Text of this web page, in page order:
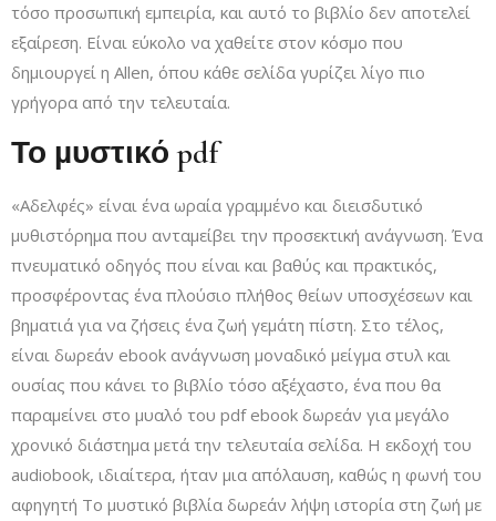
τόσο προσωπική εμπειρία, και αυτό το βιβλίο δεν αποτελεί
εξαίρεση. Είναι εύκολο να χαθείτε στον κόσμο που
δημιουργεί η Allen, όπου κάθε σελίδα γυρίζει λίγο πιο
γρήγορα από την τελευταία.
Το µυστικό pdf
«Αδελφές» είναι ένα ωραία γραμμένο και διεισδυτικό
μυθιστόρημα που ανταμείβει την προσεκτική ανάγνωση. Ένα
πνευματικό οδηγός που είναι και βαθύς και πρακτικός,
προσφέροντας ένα πλούσιο πλήθος θείων υποσχέσεων και
βηματιά για να ζήσεις ένα ζωή γεμάτη πίστη. Στο τέλος,
είναι δωρεάν ebook ανάγνωση μοναδικό μείγμα στυλ και
ουσίας που κάνει το βιβλίο τόσο αξέχαστο, ένα που θα
παραμείνει στο μυαλό του pdf ebook δωρεάν για μεγάλο
χρονικό διάστημα μετά την τελευταία σελίδα. Η εκδοχή του
audiobook, ιδιαίτερα, ήταν μια απόλαυση, καθώς η φωνή του
αφηγητή Το µυστικό βιβλία δωρεάν λήψη ιστορία στη ζωή με